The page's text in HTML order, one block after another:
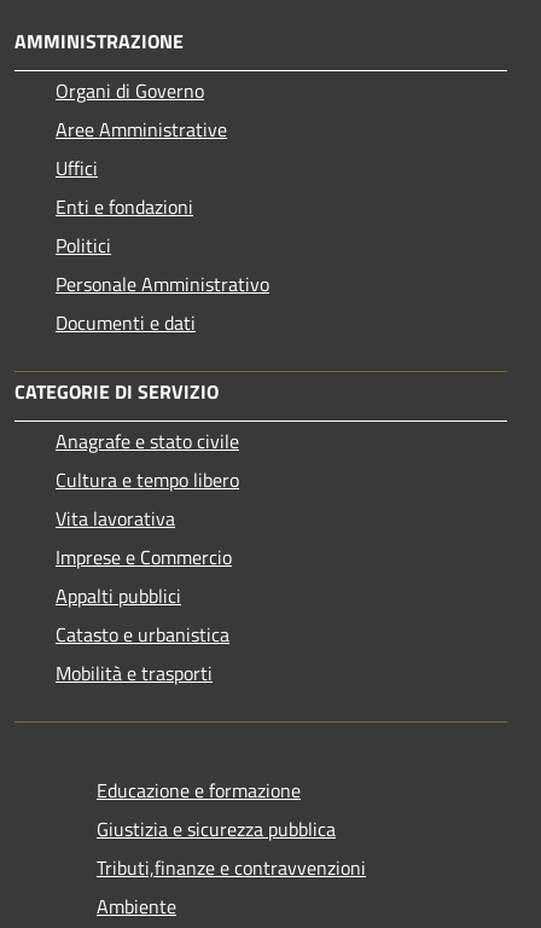
AMMINISTRAZIONE
Organi di Governo
Aree Amministrative
Uffici
Enti e fondazioni
Politici
Personale Amministrativo
Documenti e dati
CATEGORIE DI SERVIZIO
Anagrafe e stato civile
Cultura e tempo libero
Vita lavorativa
Imprese e Commercio
Appalti pubblici
Catasto e urbanistica
Mobilità e trasporti
Educazione e formazione
Giustizia e sicurezza pubblica
Tributi,finanze e contravvenzioni
Ambiente